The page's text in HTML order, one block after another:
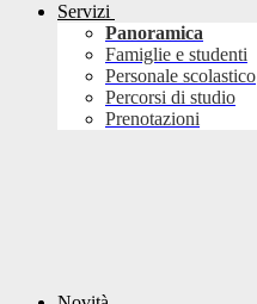
Servizi
Panoramica
Famiglie e studenti
Personale scolastico
Percorsi di studio
Prenotazioni